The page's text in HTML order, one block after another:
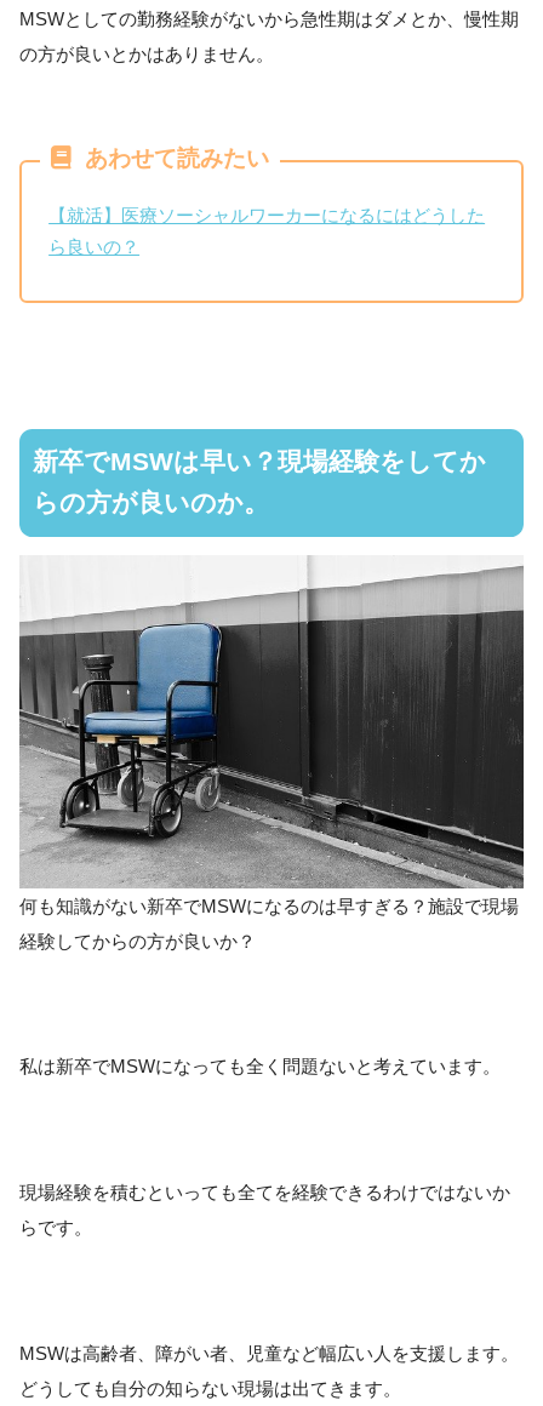
MSWとしての勤務経験がないから急性期はダメとか、慢性期
の方が良いとかはありません。
あわせて読みたい
【就活】医療ソーシャルワーカーになるにはどうした
ら良いの？
新卒でMSWは早い？現場経験をしてか
らの方が良いのか。
何も知識がない新卒でMSWになるのは早すぎる？施設で現場
経験してからの方が良いか？
私は新卒でMSWになっても全く問題ないと考えています。
現場経験を積むといっても全てを経験できるわけではないか
らです。
MSWは高齢者、障がい者、児童など幅広い人を支援します。
どうしても自分の知らない現場は出てきます。